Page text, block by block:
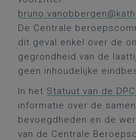
De Centrale
dit geval enkel over de
gegrondheid van de
geen inhoudelijke
In het Statuut van de
informatie over de
bevoegdheden en de
van de Centrale